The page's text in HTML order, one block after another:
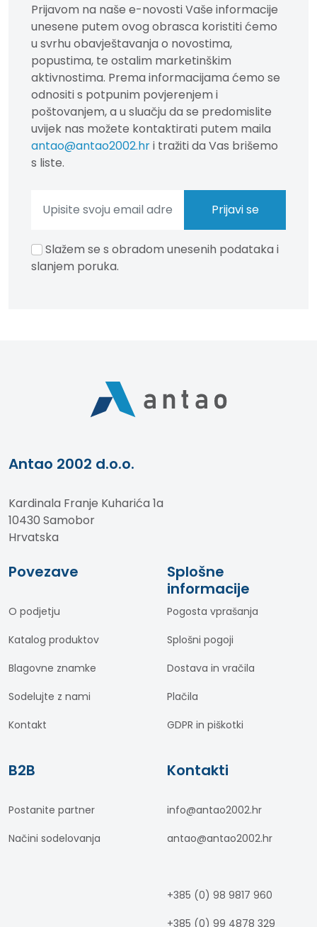
Prijavom na naše e-novosti Vaše informacije
unesene putem ovog obrasca koristiti ćemo
u svrhu obavještavanja o novostima,
popustima, te ostalim marketinškim
aktivnostima. Prema informacijama ćemo se
odnositi s potpunim povjerenjem i
poštovanjem, a u sluačju da se predomislite
uvijek nas možete kontaktirati putem maila
antao@antao2002.hri tražiti da Vas brišemo
s liste.
Slažem se s obradom unesenih podataka i
slanjem poruka.
Antao 2002 d.o.o.
Kardinala Franje Kuharića 1a
10430 Samobor
Hrvatska
Povezave
O podjetju
Katalog produktov
Blagovne znamke
Sodelujte z nami
Kontakt
Splošne
informacije
Pogosta vprašanja
Splošni pogoji
Dostava in vračila
Plačila
GDPR in piškotki
B2B
Postanite partner
Načini sodelovanja
Kontakti
info@antao2002.hr
antao@antao2002.hr
+385 (0) 98 9817 960
+385 (0) 99 4878 329